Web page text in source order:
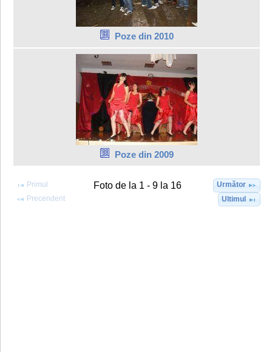
Poze din 2010
Poze din 2009
Primul
Precendent
Foto de la 1 - 9 la 16
Următor
Ultimul